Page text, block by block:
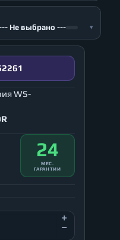
Не выбрано --- ▾
WS-
24
МЕС.
ГАРАНТИИ